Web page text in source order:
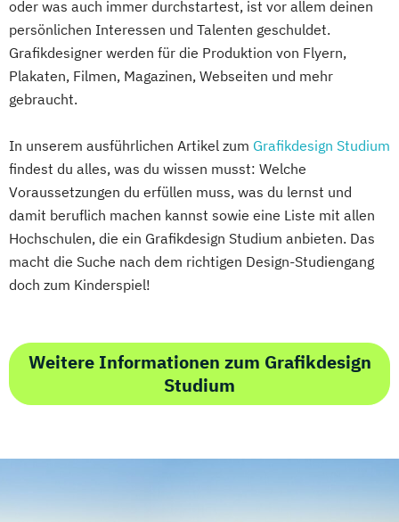
oder was auch immer durchstartest, ist vor allem deinen
persönlichen Interessen und Talenten geschuldet.
Grafikdesigner werden für die Produktion von Flyern,
Plakaten, Filmen, Magazinen, Webseiten und mehr
gebraucht.
In unserem ausführlichen Artikel zum Grafikdesign Studium
findest du alles, was du wissen musst: Welche
Voraussetzungen du erfüllen muss, was du lernst und
damit beruflich machen kannst sowie eine Liste mit allen
Hochschulen, die ein Grafikdesign Studium anbieten. Das
macht die Suche nach dem richtigen Design-Studiengang
doch zum Kinderspiel!
Weitere Informationen zum Grafikdesign
Studium